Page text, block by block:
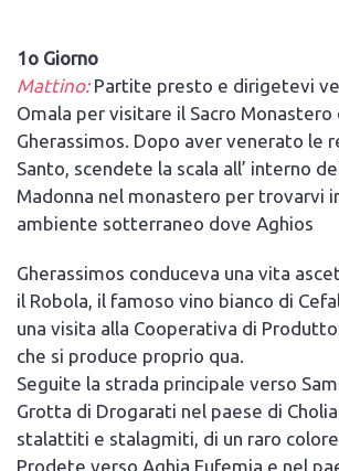
1o Giorno
Mattino:Partite presto e dirigetevi
Omala per visitare il Sacro Monastero
Gherassimos. Dopo aver venerato le
Santo, scendete la scala all’ interno
Madonna nel monastero per trovarvi
ambiente sotterraneo dove Aghios
Gherassimos conduceva una vita
il Robola, il famoso vino bianco di
una visita alla Cooperativa di
che si produce proprio qua.
Seguite la strada principale verso
Grotta di Drogarati nel paese di
stalattiti e stalagmiti, di un raro
Prodete verso Aghia Eufemia e nel